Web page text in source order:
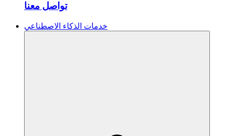
تواصل معنا
خدمات الذكاء الاصطناعي